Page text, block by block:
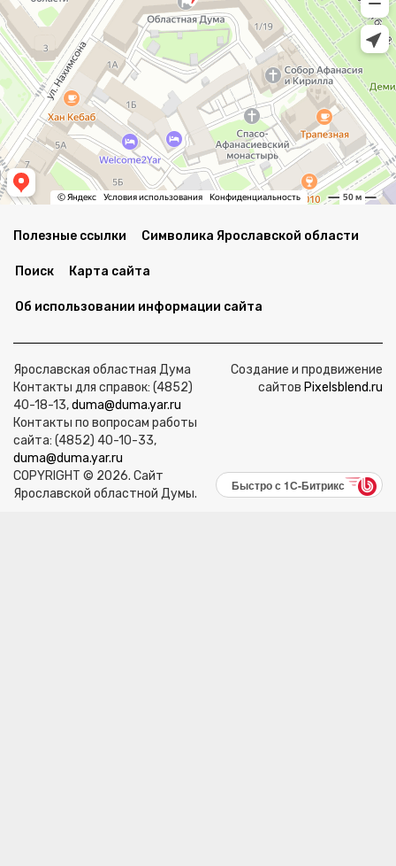
Полезные ссылки Символика Ярославской области
Поиск Карта сайта
Об использовании информации сайта
Ярославская областная Дума
Контакты для справок: (4852)
40-18-13,duma@duma.yar.ru
Контакты по вопросам работы
сайта: (4852) 40-10-33,
duma@duma.yar.ru
COPYRIGHT © 2026. Сайт
Ярославской областной Думы.
Создание и продвижение
сайтов Pixelsblend.ru
Быстро с 1С-Битрикс